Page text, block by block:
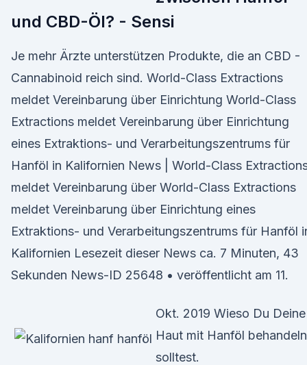
und CBD-Öl? - Sensi
Je mehr Ärzte unterstützen Produkte, die an CBD -
Cannabinoid reich sind. World-Class Extractions
meldet Vereinbarung über Einrichtung World-Class
Extractions meldet Vereinbarung über Einrichtung
eines Extraktions- und Verarbeitungszentrums für
Hanföl in Kalifornien News | World-Class
meldet Vereinbarung über World-Class Extractions
meldet Vereinbarung über Einrichtung eines
Extraktions- und Verarbeitungszentrums für Hanföl
Kalifornien Lesezeit dieser News ca. 7 Minuten, 43
Sekunden News-ID 25648 • veröffentlicht am 11.
Okt. 2019 Wieso Du Deine
Haut mit Hanföl behandeln
solltest.